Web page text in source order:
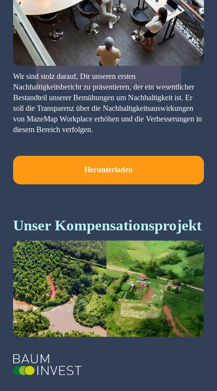
Wir sind stolz darauf, Dir unseren ersten
Nachhaltigkeitsbericht zu präsentieren, der ein wesentlicher
Bestandteil unserer Bemühungen um Nachhaltigkeit ist. Er
soll die Transparenz über die Nachhaltigkeitsauswirkungen
von MazeMap Workplace erhöhen und die Verbesserungen in
diesem Bereich verfolgen.
Herunterladen
Unser Kompensationsprojekt